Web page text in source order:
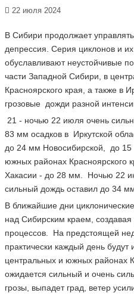
22 июля 2024
В Сибири продолжает
депрессия. Серия циклонов и
обуславливают неустойчивые
части Западной Сибири, в
Красноярского края, а также в
грозовые дожди разной
21 - ночью 22 июля очень
83 мм осадков в Иркутской
до 24 мм Новосибирской, до
южных районах Красноярского
Хакасии - до 28 мм. Ночью 22
сильный дождь оставил до 34
В ближайшие дни
над Сибирским краем, создавая
процессов. На предстоящей
практически каждый день
центральных и южных районах
ожидается сильный и очень
грозы, выпадет град, ветер